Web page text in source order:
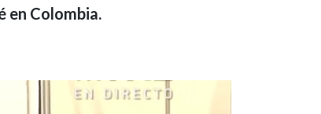
en Colombia.